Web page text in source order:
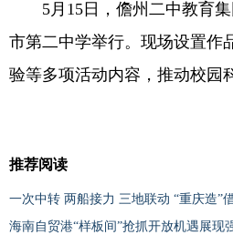
5月15日，儋州二中教育集
市第二中学举行。现场设置作
验等多项活动内容，推动校园
推荐阅读
一次中转 两船接力 三地联动 “重庆造”
海南自贸港“样板间”抢抓开放机遇展现